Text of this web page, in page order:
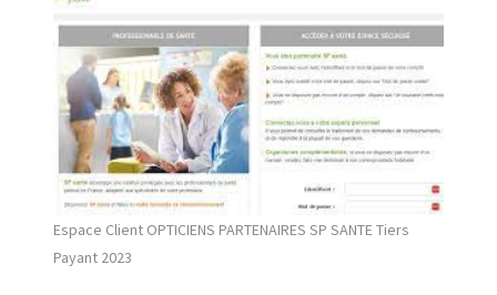
Espace Client OPTICIENS PARTENAIRES SP SANTE Tiers
Payant 2023